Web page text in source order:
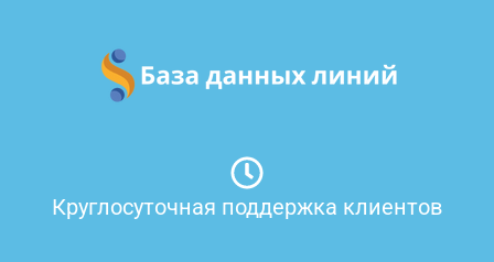
содержимому
Круглосуточная поддержка клиентов